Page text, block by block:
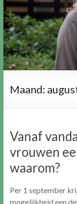
Maand:
Vanaf
vrouwen
waarom?
Per 1 september
mogelijkheid een